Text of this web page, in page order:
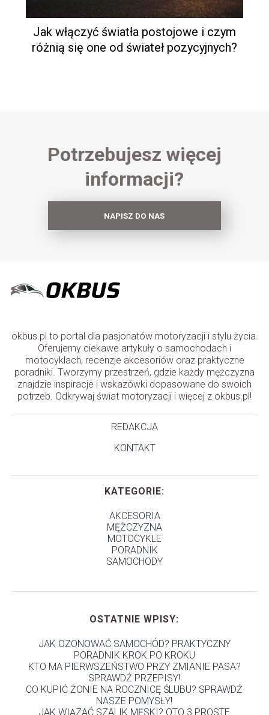
Jak włączyć światła postojowe i czym
różnią się one od świateł pozycyjnych?
Potrzebujesz więcej
informacji?
NAPISZ DO NAS
okbus.pl to portal dla pasjonatów motoryzacji i stylu życia.
Oferujemy ciekawe artykuły o samochodach i
motocyklach, recenzje akcesoriów oraz praktyczne
poradniki. Tworzymy przestrzeń, gdzie każdy mężczyzna
znajdzie inspiracje i wskazówki dopasowane do swoich
potrzeb. Odkrywaj świat motoryzacji i więcej z okbus.pl!
REDAKCJA
KONTAKT
KATEGORIE:
AKCESORIA
MĘŻCZYZNA
MOTOCYKLE
PORADNIK
SAMOCHODY
OSTATNIE WPISY:
JAK OZONOWAĆ SAMOCHÓD? PRAKTYCZNY
PORADNIK KROK PO KROKU
KTO MA PIERWSZEŃSTWO PRZY ZMIANIE PASA?
SPRAWDŹ PRZEPISY!
CO KUPIĆ ŻONIE NA ROCZNICĘ ŚLUBU? SPRAWDŹ
NASZE POMYSŁY!
JAK WIĄZAĆ SZALIK MĘSKI? OTO 3 PROSTE